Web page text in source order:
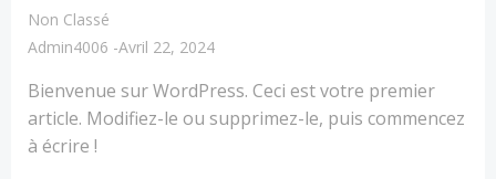
Non Classé
Admin4006 -Avril 22, 2024
Bienvenue sur WordPress. Ceci est votre premier
article. Modifiez-le ou supprimez-le, puis commencez
à écrire !